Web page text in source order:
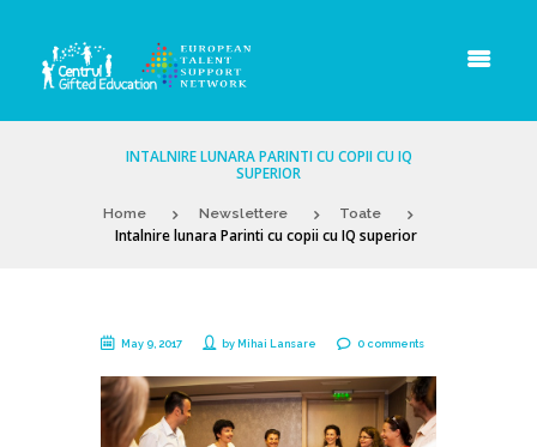
INTALNIRE LUNARA PARINTI CU COPII CU IQ
SUPERIOR
Home Newslettere Toate
Intalnire lunara Parinti cu copii cu IQ superior
May 9, 2017 by Mihai Lansare 0 comments